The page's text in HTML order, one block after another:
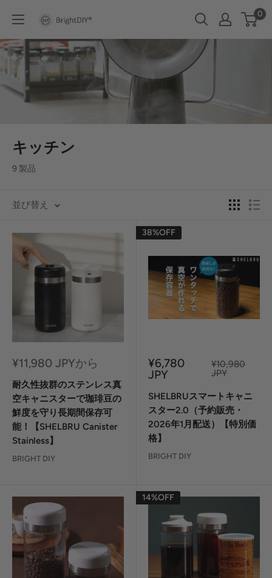
テ
ツ
に
BRIGHT
DIY
0
キッチン
9 製品
並び替え
セ
ル
価
格
¥11,980 JPYから
耐久性抜群のステンレス真
空キャニスターで珈琲豆の
鮮度を守り長期間保存可
能！【SHELBRU Canister
Stainless】
BRIGHT DIY
38%OFF
セ
ー
価
格
¥6,780
JPY
定
価
¥10,980
JPY
SHELBRUスマートキャニ
スター2.0（予約販売・
2026年1月配送）【特別価
格】
BRIGHT DIY
14%OFF